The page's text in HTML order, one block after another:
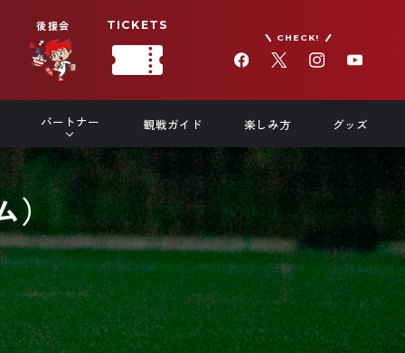
後援会 TICKETS
CHECK!
パートナー 観戦ガイド 楽しみ方 グッズ
）